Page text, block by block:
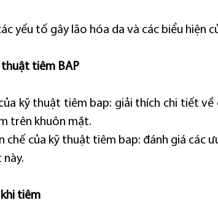
yếu tố gây lão hóa da và các biểu hiện
thuật tiêm BAP
kỹ thuật tiêm bap: giải thích chi tiết về
trên khuôn mặt.
chế của kỹ thuật tiêm bap: đánh giá các
này.
tiêm